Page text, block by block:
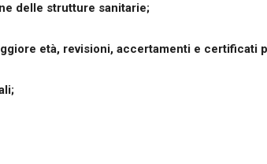
delle strutture sanitarie;
età, revisioni, accertamenti e certificati